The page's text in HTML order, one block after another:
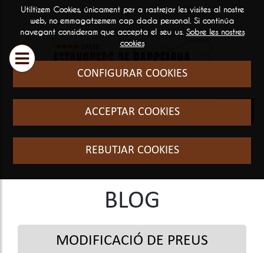
Utiltizem Cookies, únicament per a rastrejar les visites al nostre
web, no emmagatzemem cap dada personal. Si continúa
navegant consideram que accepta el seu us. Sobre les nostres
cookies
CONFIGURAR COOKIES
ACCEPTAR COOKIES
REBUTJAR COOKIES
ESTANQUERS

Historia i filosofia
Qui som
SERVEIS
GENERAL
El sector
BLOG
MODIFICACIÓ DE PREUS